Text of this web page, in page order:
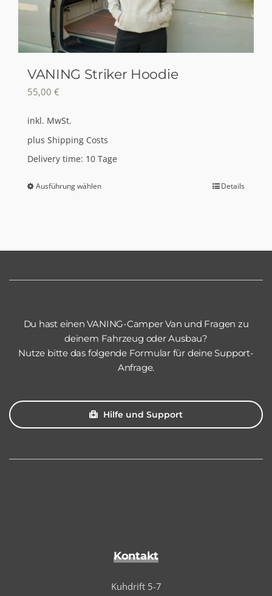
VANING Striker Hoodie
55,00 €
inkl. MwSt.
plus Shipping Costs
Delivery time: 10 Tage
Ausführung wählenDieses
können
auf
der
Produktseite
werden
Details
Du hast einen VANING-Camper Van und Fragen zu
deinem Fahrzeug oder Ausbau?
Nutze bitte das folgende Formular für deine Support-
Anfrage.
Hilfe und Support
Kontakt
Kuhdrift 5-7